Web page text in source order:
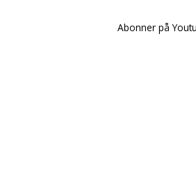
Abonner på